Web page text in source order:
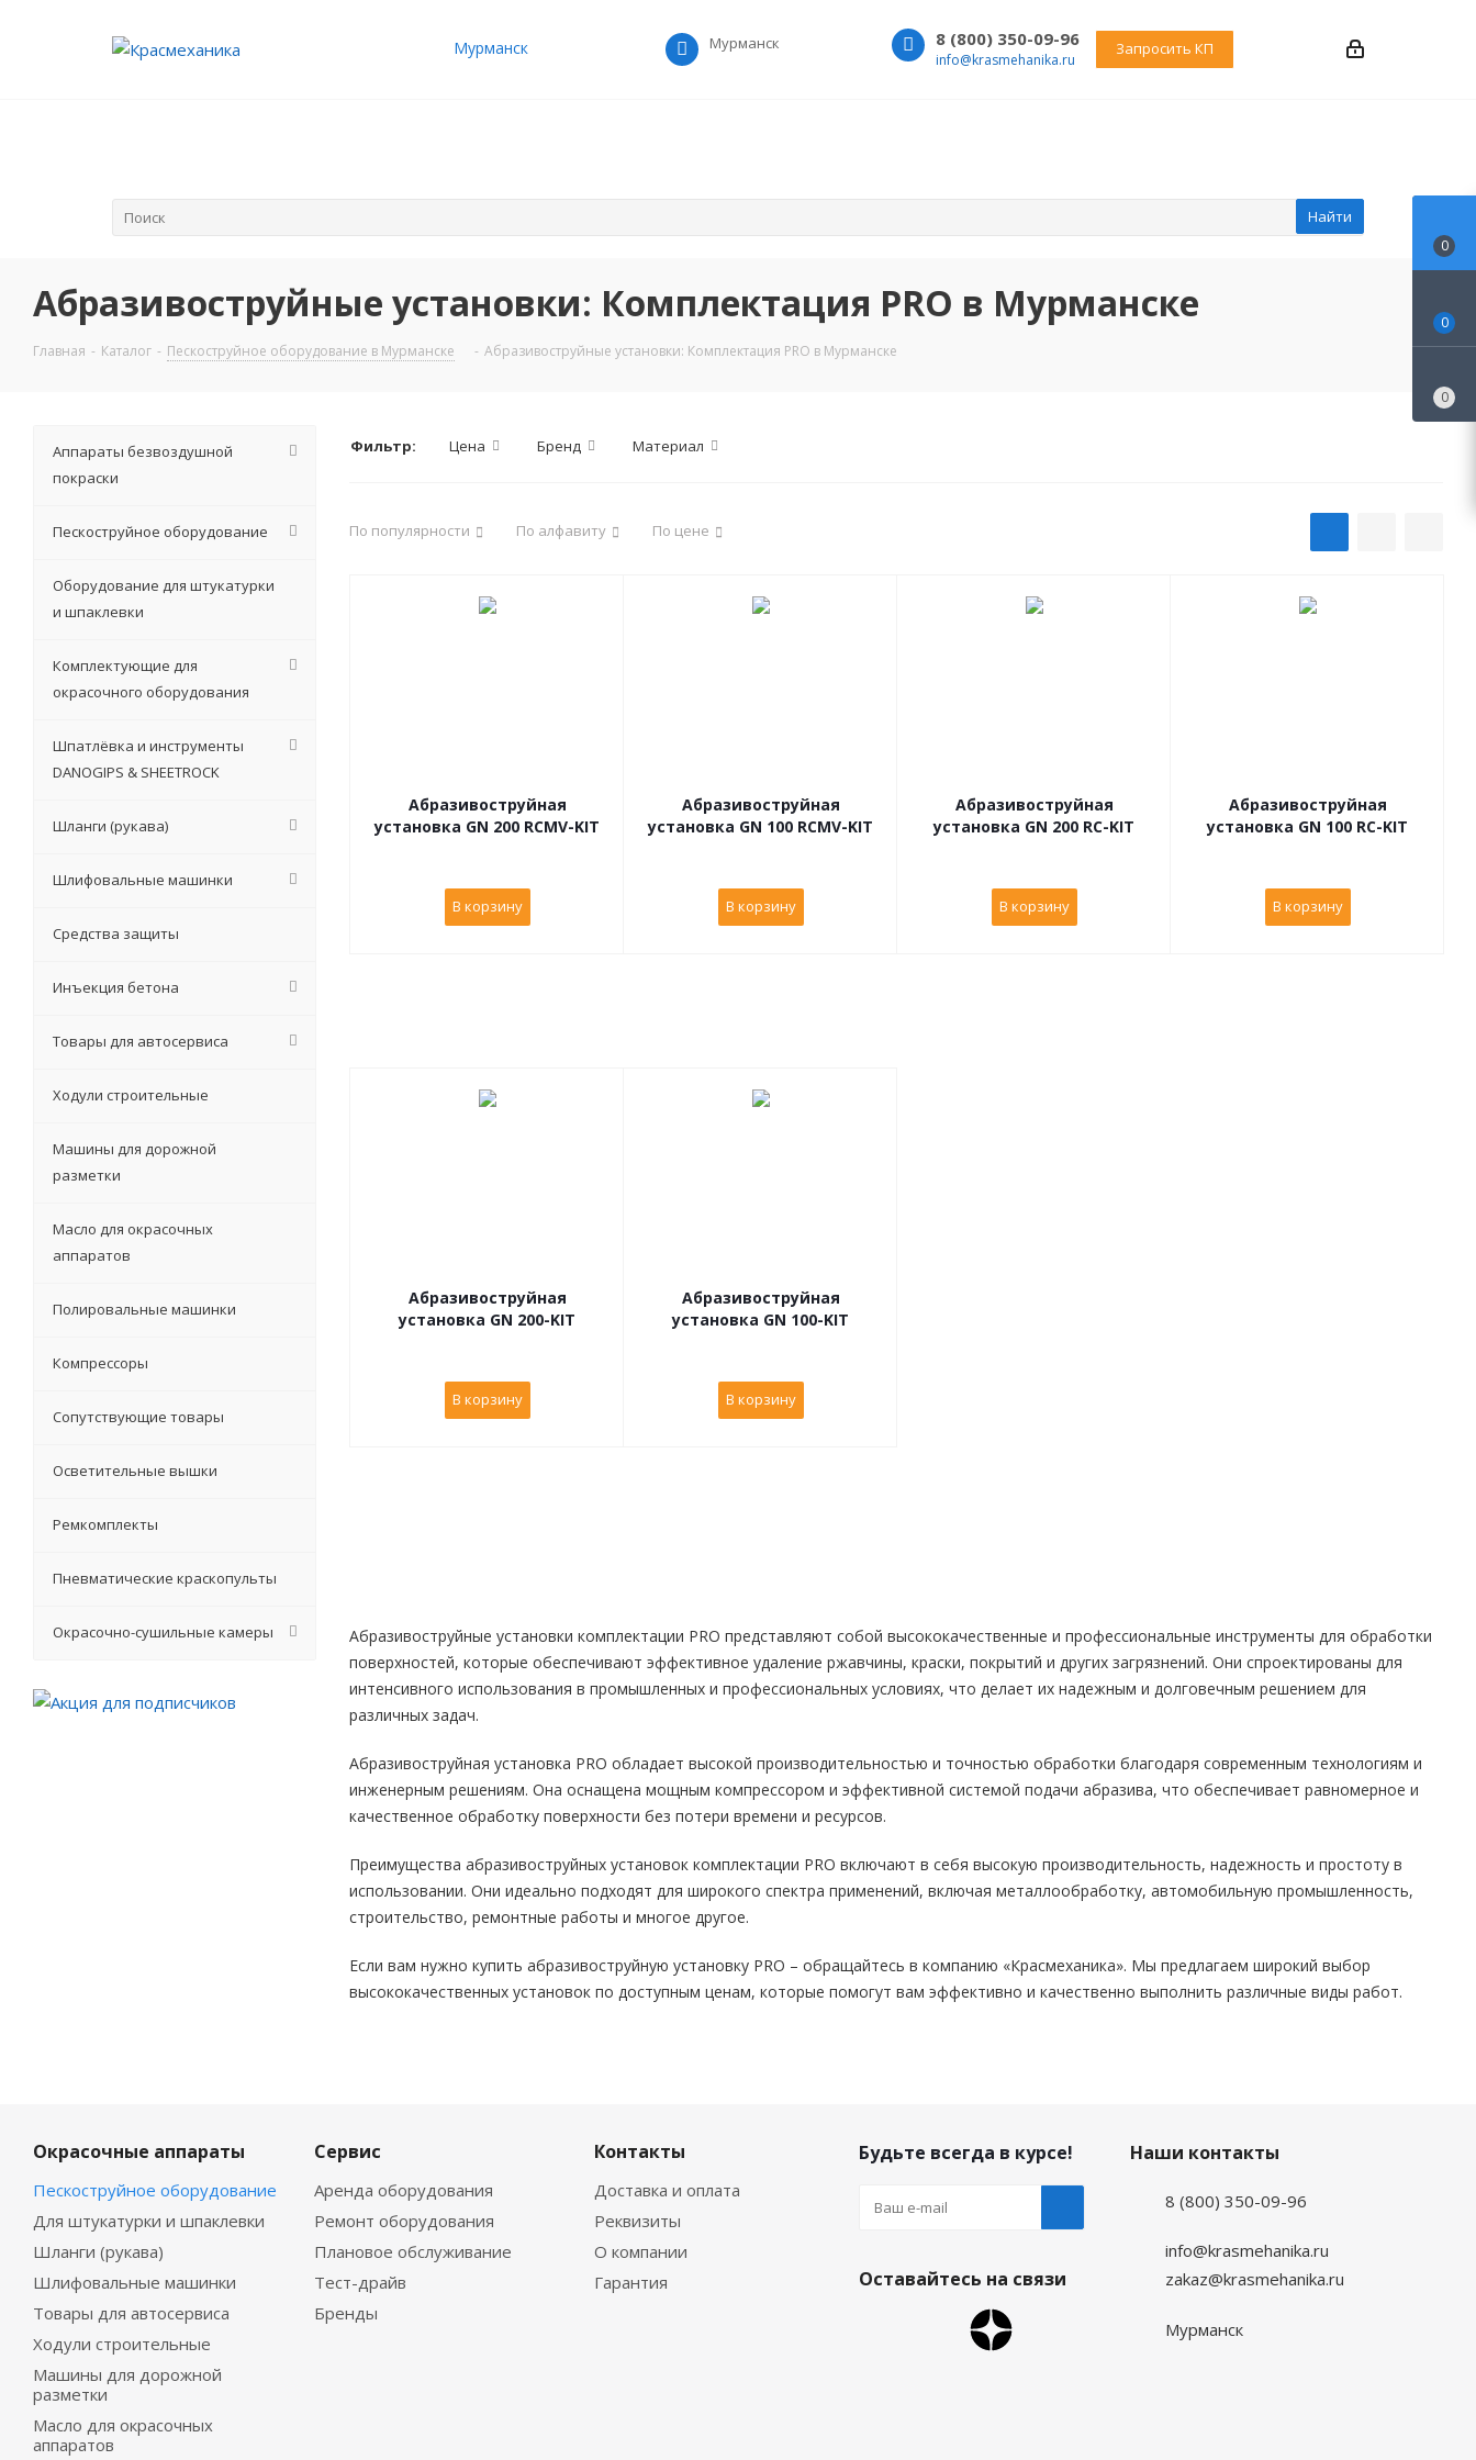
Мурманск Мурманск 8 (800) 350-09-96
info@krasmehanika.ru
Запросить КП
Найти
Абразивоструйные установки: Комплектация PRO в Мурманске
Главная - Каталог - Пескоструйное оборудование в Мурманске - Абразивоструйные установки: Комплектация PRO в Мурманске
Фильтр: Цена Бренд Материал
По популярности По алфавиту По цене
Абразивоструйная
установка GN 200 RCMV-KIT
В корзину
Абразивоструйная
установка GN 100 RCMV-KIT
В корзину
Абразивоструйная
установка GN 200 RC-KIT
В корзину
Абразивоструйная
установка GN 100 RC-KIT
В корзину
Абразивоструйная
установка GN 200-KIT
В корзину
Абразивоструйная
установка GN 100-KIT
В корзину
Абразивоструйные установки комплектации PRO представляют собой высококачественные и профессиональные инструменты для обработки
поверхностей, которые обеспечивают эффективное удаление ржавчины, краски, покрытий и других загрязнений. Они спроектированы для
интенсивного использования в промышленных и профессиональных условиях, что делает их надежным и долговечным решением для
различных задач.
Абразивоструйная установка PRO обладает высокой производительностью и точностью обработки благодаря современным технологиям и
инженерным решениям. Она оснащена мощным компрессором и эффективной системой подачи абразива, что обеспечивает равномерное и
качественное обработку поверхности без потери времени и ресурсов.
Преимущества абразивоструйных установок комплектации PRO включают в себя высокую производительность, надежность и простоту в
использовании. Они идеально подходят для широкого спектра применений, включая металлообработку, автомобильную промышленность,
строительство, ремонтные работы и многое другое.
Если вам нужно купить абразивоструйную установку PRO – обращайтесь в компанию «Красмеханика». Мы предлагаем широкий выбор
высококачественных установок по доступным ценам, которые помогут вам эффективно и качественно выполнить различные виды работ.
Аппараты безвоздушной
покраски
Пескоструйное оборудование
Оборудование для штукатурки
и шпаклевки
Комплектующие для
окрасочного оборудования
Шпатлёвка и инструменты
DANOGIPS & SHEETROCK
Шланги (рукава)
Шлифовальные машинки
Средства защиты
Инъекция бетона
Товары для автосервиса
Ходули строительные
Машины для дорожной
разметки
Масло для окрасочных
аппаратов
Полировальные машинки
Компрессоры
Сопутствующие товары
Осветительные вышки
Ремкомплекты
Пневматические краскопульты
Окрасочно-сушильные камеры
Окрасочные аппараты
Пескоструйное оборудование
Для штукатурки и шпаклевки
Шланги (рукава)
Шлифовальные машинки
Товары для автосервиса
Ходули строительные
Машины для дорожной
разметки
Масло для окрасочных
аппаратов
Сервис
Аренда оборудования
Ремонт оборудования
Плановое обслуживание
Тест-драйв
Бренды
Контакты
Доставка и оплата
Реквизиты
О компании
Гарантия
Будьте всегда в курсе!
Оставайтесь на связи
Наши контакты
8 (800) 350-09-96
info@krasmehanika.ru
zakaz@krasmehanika.ru
Мурманск
0
0
0